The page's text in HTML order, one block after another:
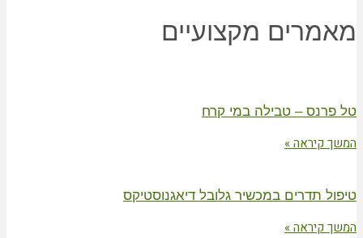
מאמרים מקצועיים
טל פרנס – טבילה במי קרח
המשך קיראה »
טיפול תדרים במכשיר גלובל דיאגנוסטיקס
המשך קיראה »